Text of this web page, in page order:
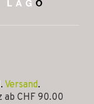
Versand.
ab CHF 90.00